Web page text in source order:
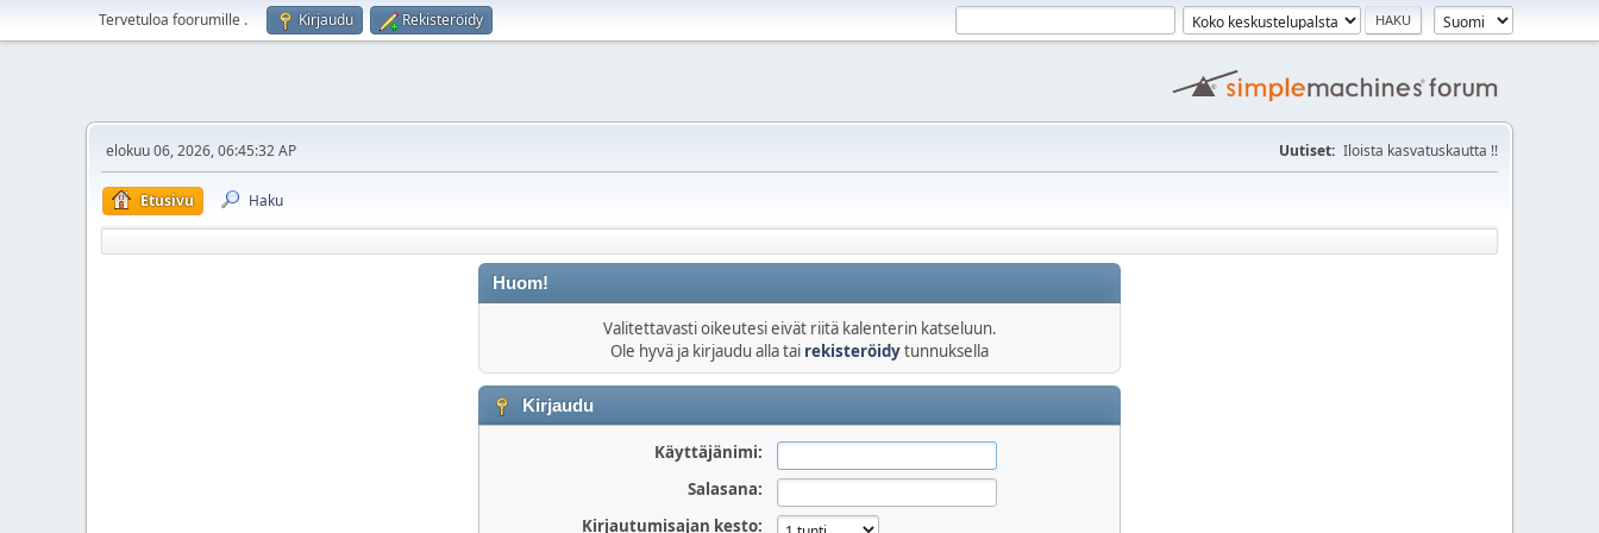
Tervetuloa foorumille . Kirjaudu Rekisteröidy
elokuu 06, 2026, 06:45:32 AP Uutiset: Iloista kasvatuskautta !!
Etusivu Haku
Huom!
Valitettavasti oikeutesi eivät riitä kalenterin katseluun.
Ole hyvä ja kirjaudu alla tai rekisteröidytunnuksella
Kirjaudu
Käyttäjänimi:
Salasana:
Kirjautumisajan kesto: